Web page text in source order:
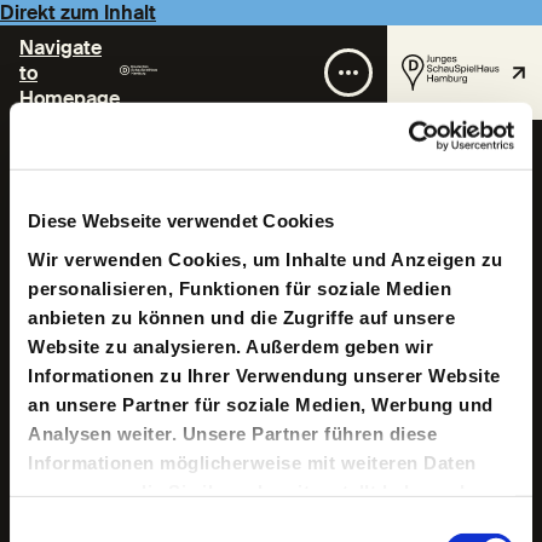
Diese Webseite verwendet Cookies
Wir verwenden Cookies, um Inhalte und Anzeigen zu
personalisieren, Funktionen für soziale Medien
anbieten zu können und die Zugriffe auf unsere
Website zu analysieren. Außerdem geben wir
Informationen zu Ihrer Verwendung unserer Website
an unsere Partner für soziale Medien, Werbung und
Analysen weiter. Unsere Partner führen diese
Informationen möglicherweise mit weiteren Daten
Direkt zum Inhalt
Navigate
to
Homepage
Tristan Linder
Tristan Linder, geboren 1997 in Tübingen, studierte
Theaterwissenschaft in Berlin sowie Regie an der HfMT
Hamburg. Davor war er Regieassistent am Schauspiel
Köln, wo er u.a. mit Stefan Bachmann, Ersan Mondtag
oder Jürgen Flimm zusammenarbeitete, das BRITNEY X
assistierenden-netzwerks wurde. In seiner Arbeit als